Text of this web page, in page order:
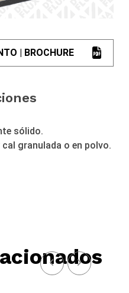
| BROCHURE
sólido.
granulada o en polvo.